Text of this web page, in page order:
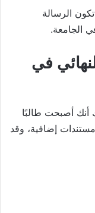
الرسالة
الجامعة.
في
أنك أصبحت طالبًا
إضافية، وقد